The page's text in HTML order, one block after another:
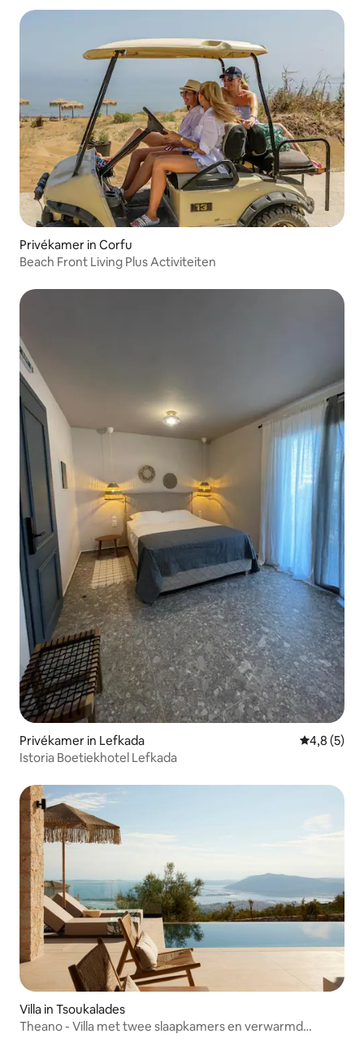
Privékamer in Corfu
Beach Front Living Plus Activiteiten
Privékamer in Lefkada
4,8 (5)
Istoria Boetiekhotel Lefkada
Villa in Tsoukalades
Theano - Villa met twee slaapkamers en verwarmd